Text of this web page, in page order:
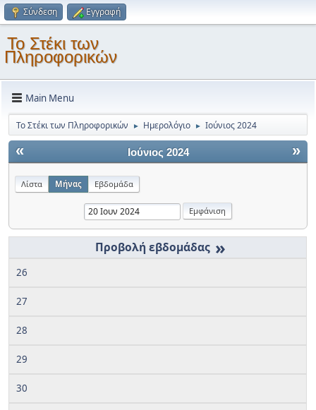
Σύνδεση Εγγραφή
Το Στέκι των
Πληροφορικών
Main Menu
Το Στέκι των Πληροφορικών ► Ημερολόγιο ► Ιούνιος 2024
« »
Ιούνιος 2024
Λίστα Μήνας Εβδομάδα
»
26
27
28
29
30